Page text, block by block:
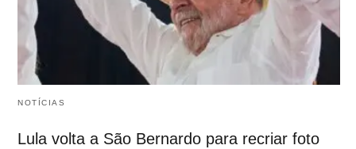
NOTÍCIAS
Lula volta a São Bernardo para recriar foto